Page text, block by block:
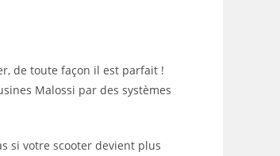
de toute façon il est parfait !
Malossi par des systèmes
si votre scooter devient plus